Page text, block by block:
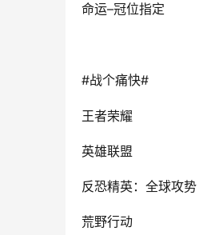
命运–冠位指定
#战个痛快#
王者荣耀
英雄联盟
反恐精英：全球攻势
荒野行动